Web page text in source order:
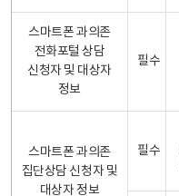
스마트폰 과의존
전화포털 상담
신청자 및 대상자
정보
필수
스마트폰 과의존
집단상담 신청자 및
대상자 정보
필수